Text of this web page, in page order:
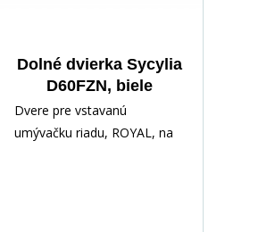
Dolné dvierka Sycylia
D60FZN, biele
Dvere pre vstavanú
umývačku riadu, ROYAL, na